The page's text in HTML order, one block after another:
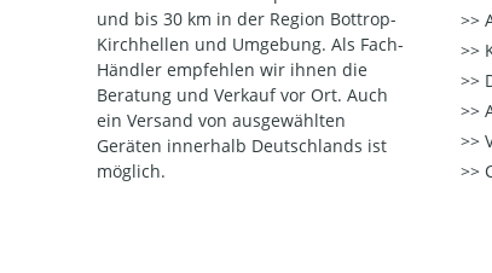
und bis 30 km in der Region Bottrop-
Kirchhellen und Umgebung. Als Fach-
Händler empfehlen wir ihnen die
Beratung und Verkauf vor Ort. Auch
ein Versand von ausgewählten
Geräten innerhalb Deutschlands ist
möglich.